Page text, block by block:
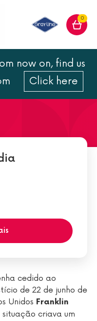
0
now on, find us
Click here
cedido ao
de 22 de junho de
Unidos Franklin
criava um